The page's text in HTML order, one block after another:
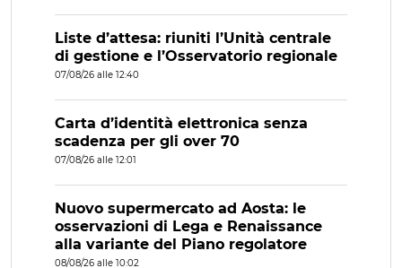
Liste d’attesa: riuniti l’Unità centrale
di gestione e l’Osservatorio regionale
07/08/26 alle 12:40
Carta d’identità elettronica senza
scadenza per gli over 70
07/08/26 alle 12:01
Nuovo supermercato ad Aosta: le
osservazioni di Lega e Renaissance
alla variante del Piano regolatore
08/08/26 alle 10:02